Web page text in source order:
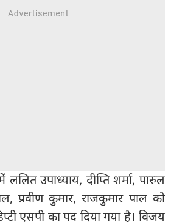
उपाध्याय, दीप्ति शर्मा, पारुल
प्रवीण कुमार, राजकुमार पाल को
एसपी का पद दिया गया है। विजय